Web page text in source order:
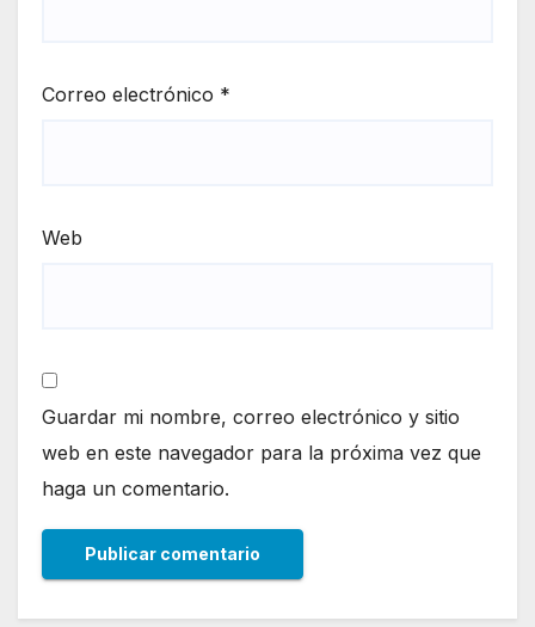
Correo electrónico *
Web
Guardar mi nombre, correo electrónico y sitio
web en este navegador para la próxima vez que
haga un comentario.